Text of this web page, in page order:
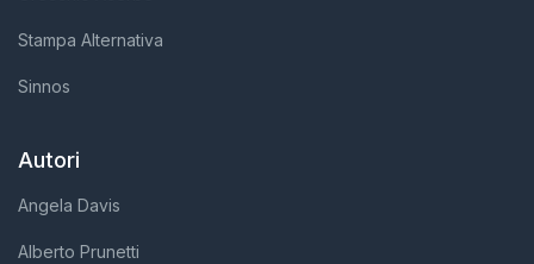
Stampa Alternativa
Sinnos
Autori
Angela Davis
Alberto Prunetti